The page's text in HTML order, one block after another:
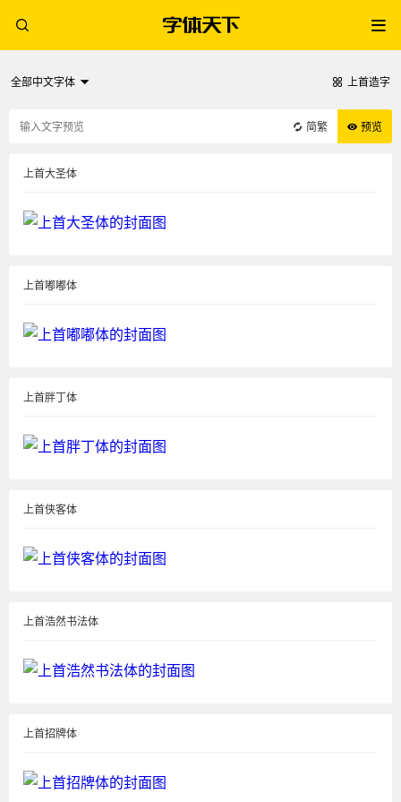
全部中文字体 上首造字
简繁 预览
上首大圣体
上首嘟嘟体
上首胖丁体
上首侠客体
上首浩然书法体
上首招牌体